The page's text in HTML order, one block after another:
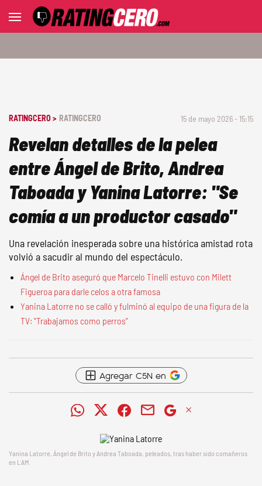
RATINGCERO > RATINGCERO 15 de mayo 2026 - 15:15
Revelan detalles de la pelea
entre Ángel de Brito, Andrea
Taboada y Yanina Latorre: "Se
comía a un productor casado"
Una revelación inesperada sobre una histórica amistad rota
volvió a sacudir al mundo del espectáculo.
Ángel de Brito aseguró que Marcelo Tinelli estuvo con Milett
Figueroa para darle celos a otra famosa
Yanina Latorre no se calló y fulminó al equipo de una figura de la
TV: "Trabajamos como perros"
Agregar C5N en
Yanina Latorre, Ángel de Brito y Andrea Taboada, peleados, tras haber sido comañeros
en LAM.